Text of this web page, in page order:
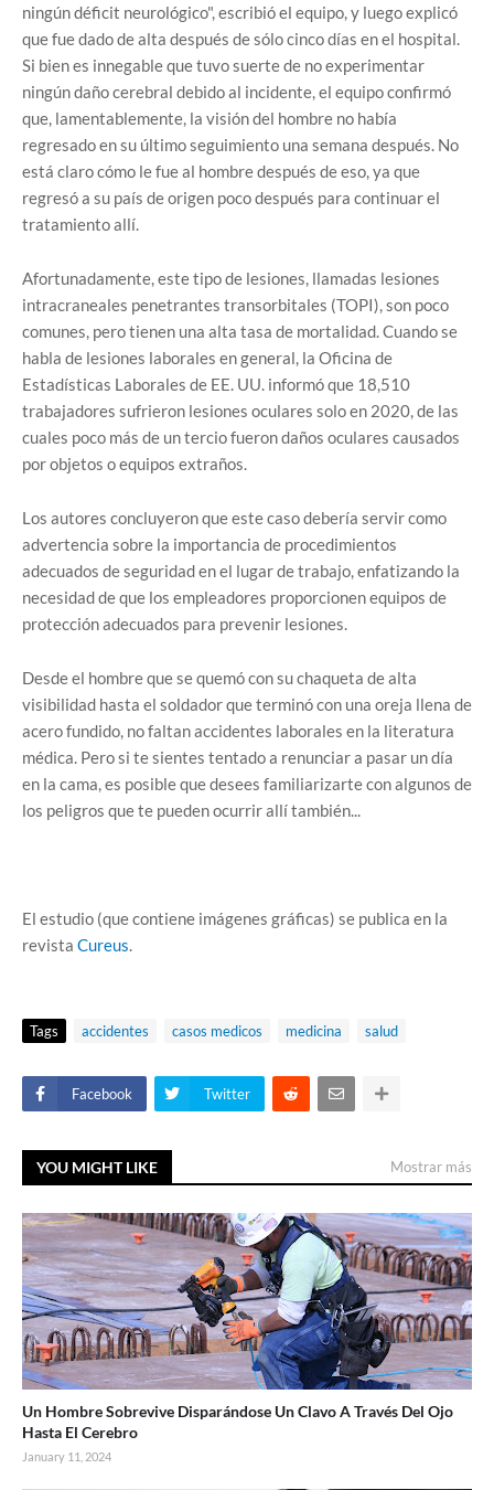
ningún déficit neurológico", escribió el equipo, y luego explicó
que fue dado de alta después de sólo cinco días en el hospital.
Si bien es innegable que tuvo suerte de no experimentar
ningún daño cerebral debido al incidente, el equipo confirmó
que, lamentablemente, la visión del hombre no había
regresado en su último seguimiento una semana después. No
está claro cómo le fue al hombre después de eso, ya que
regresó a su país de origen poco después para continuar el
tratamiento allí.
Afortunadamente, este tipo de lesiones, llamadas lesiones
intracraneales penetrantes transorbitales (TOPI), son poco
comunes, pero tienen una alta tasa de mortalidad. Cuando se
habla de lesiones laborales en general, la Oficina de
Estadísticas Laborales de EE. UU. informó que 18,510
trabajadores sufrieron lesiones oculares solo en 2020, de las
cuales poco más de un tercio fueron daños oculares causados
por objetos o equipos extraños.
Los autores concluyeron que este caso debería servir como
advertencia sobre la importancia de procedimientos
adecuados de seguridad en el lugar de trabajo, enfatizando la
necesidad de que los empleadores proporcionen equipos de
protección adecuados para prevenir lesiones.
Desde el hombre que se quemó con su chaqueta de alta
visibilidad hasta el soldador que terminó con una oreja llena de
acero fundido, no faltan accidentes laborales en la literatura
médica. Pero si te sientes tentado a renunciar a pasar un día
en la cama, es posible que desees familiarizarte con algunos de
los peligros que te pueden ocurrir allí también...
El estudio (que contiene imágenes gráficas) se publica en la
revista Cureus.
Tags accidentes casos medicos medicina salud
Facebook Twitter
YOU MIGHT LIKE Mostrar más
Un Hombre Sobrevive Disparándose Un Clavo A Través Del Ojo
Hasta El Cerebro
January 11, 2024